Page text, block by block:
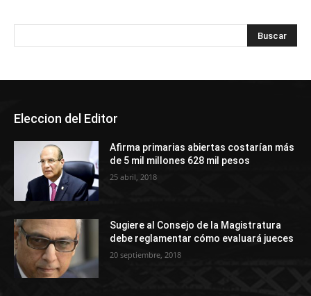
Eleccion del Editor
Afirma primarias abiertas costarían más
de 5 mil millones 628 mil pesos
25 abril, 2018
Sugiere al Consejo de la Magistratura
debe reglamentar cómo evaluará jueces
20 septiembre, 2018